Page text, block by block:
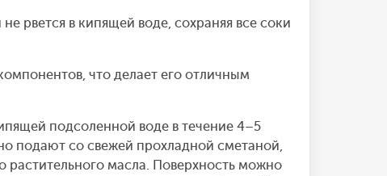
рвется в кипящей воде, сохраняя все соки
что делает его отличным
подсоленной воде в течение 4–5
подают со свежей прохладной сметаной,
масла. Поверхность можно